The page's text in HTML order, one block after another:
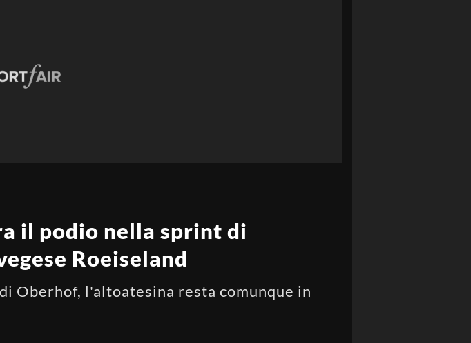
il podio nella sprint di
Roeiseland
Oberhof, l'altoatesina resta comunque in